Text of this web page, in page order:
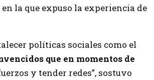
la que expuso la experiencia de
políticas sociales como el
que en momentos de
y tender redes”, sostuvo